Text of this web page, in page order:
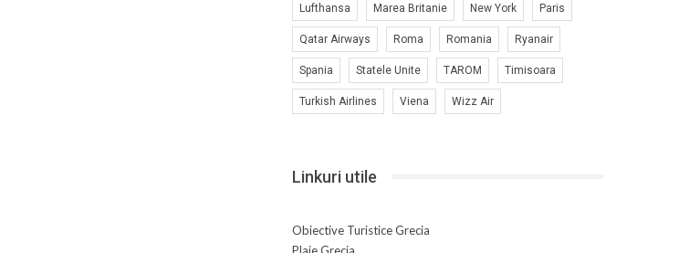
Lufthansa Marea Britanie New York Paris
Qatar Airways Roma Romania Ryanair
Spania Statele Unite TAROM Timisoara
Turkish Airlines Viena Wizz Air
Linkuri utile
Obiective Turistice Grecia
Plaje Grecia